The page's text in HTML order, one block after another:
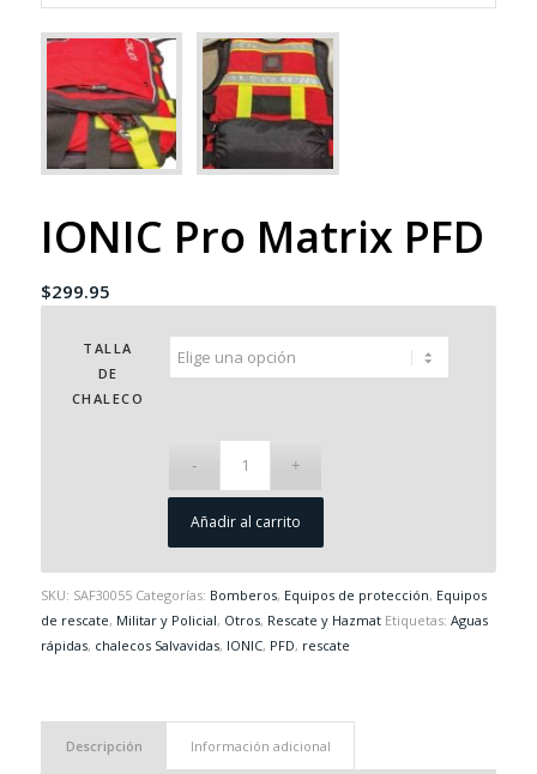
IONIC Pro Matrix PFD
$299.95
TALLA
DE
CHALECO
Añadir al carrito
SKU: SAF30055 Categorías: Bomberos, Equipos de protección, Equipos
de rescate, Militar y Policial, Otros, Rescate y Hazmat Etiquetas: Aguas
rápidas, chalecos Salvavidas, IONIC, PFD, rescate
Descripción Información adicional